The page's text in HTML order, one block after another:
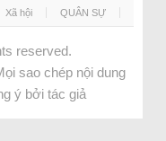
Xã hội QUÂN SỰ
reserved.
sao chép nội dung
ý bởi tác giả